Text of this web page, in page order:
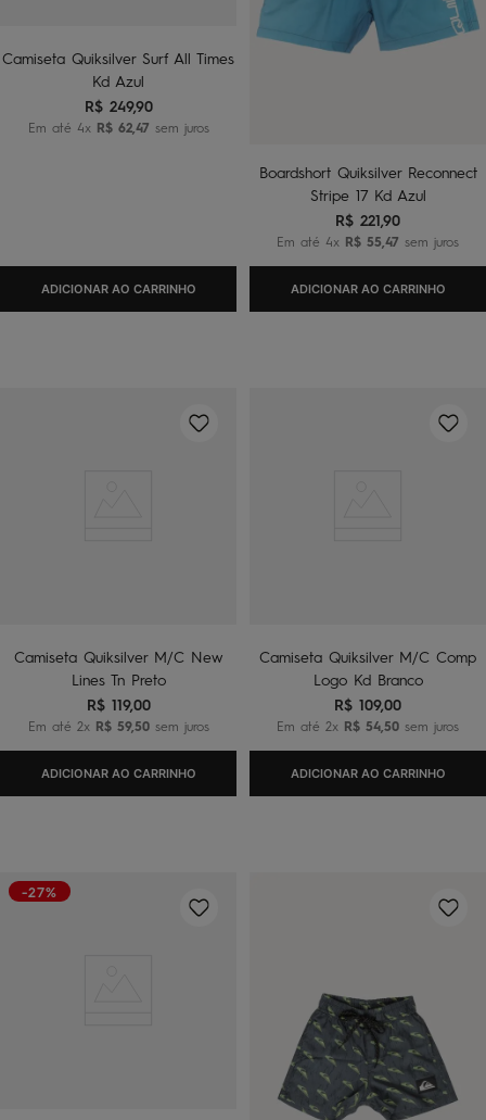
Camiseta Quiksilver Surf All Times
Kd Azul
R$ 249,90
Em até 4x R$ 62, 47 sem juros
ADICIONAR AO CARRINHO
Boardshort Quiksilver Reconnect
Stripe 17 Kd Azul
R$ 221,90
Em até 4x R$ 55 47 sem juros
ADICIONAR AO CARRINHO
Camiseta Quiksilver M/C New
Lines Tn Preto
R$ 119,00
Em até 2x R$ 59,50sem juros
ADICIONAR AO CARRINHO
Camiseta Quiksilver M/C Comp
Logo Kd Branco
R$ 109,00
Em até 2x R$ 54 50 sem juros
ADICIONAR AO CARRINHO
-27%